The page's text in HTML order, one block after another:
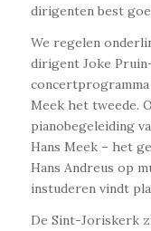
dirigenten best
We regelen
dirigent Joke
Meek het tweede.
pianobegeleiding
Hans Meek – het
Hans Andreus op
instuderen vindt
De Sint-Joriskerk